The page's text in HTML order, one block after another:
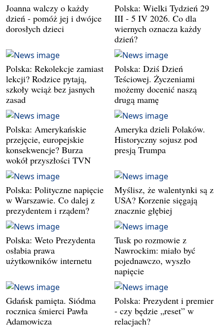
Joanna walczy o każdy
dzień - pomóż jej i dwójce
dorosłych dzieci
Polska: Wielki Tydzień 29
III - 5 IV 2026. Co dla
wiernych oznacza każdy
dzień?
Polska: Rekolekcje zamiast
lekcji? Rodzice pytają,
szkoły wciąż bez jasnych
zasad
Polska: Dziś Dzień
Teściowej. Życzeniami
możemy docenić naszą
drugą mamę
Polska: Amerykańskie
przejęcie, europejskie
konsekwencje? Burza
wokół przyszłości TVN
Ameryka dzieli Polaków.
Historyczny sojusz pod
presją Trumpa
Polska: Polityczne napięcie
w Warszawie. Co dalej z
prezydentem i rządem?
Myślisz, że walentynki są z
USA? Korzenie sięgają
znacznie głębiej
Polska: Weto Prezydenta
osłabia prawa
użytkowników internetu
Tusk po rozmowie z
Nawrockim: miało być
pojednawczo, wyszło
napięcie
Gdańsk pamięta. Siódma
rocznica śmierci Pawła
Adamowicza
Polska: Prezydent i premier
- czy będzie „reset” w
relacjach?